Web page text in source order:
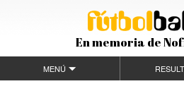
En memoria de
MENÚ